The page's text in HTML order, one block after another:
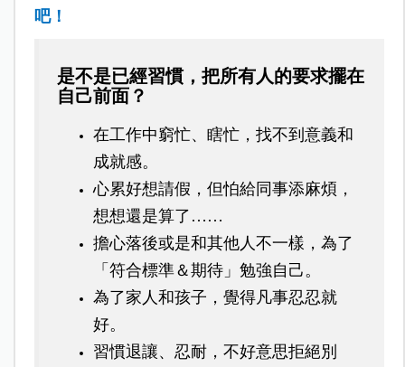
吧！
是不是已經習慣，把所有人的要求擺在
自己前面？
在工作中窮忙、瞎忙，找不到意義和
成就感。
心累好想請假，但怕給同事添麻煩，
想想還是算了……
擔心落後或是和其他人不一樣，為了
「符合標準＆期待」勉強自己。
為了家人和孩子，覺得凡事忍忍就
好。
習慣退讓、忍耐，不好意思拒絕別